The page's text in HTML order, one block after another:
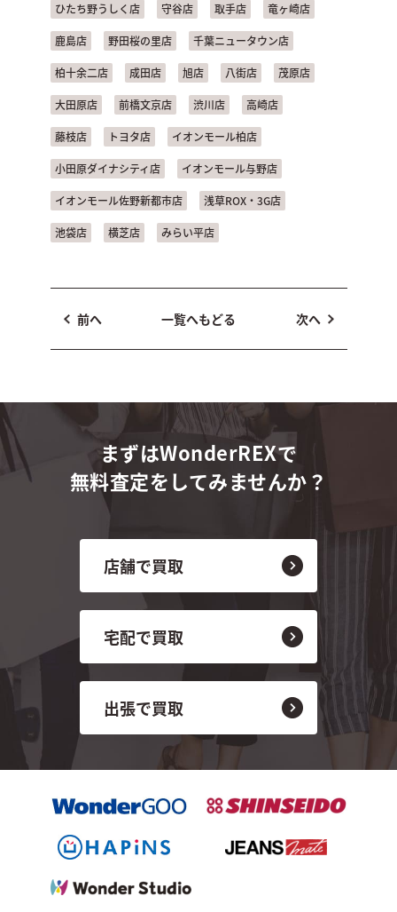
ひたち野うしく店 守谷店 取手店 竜ヶ崎店
鹿島店 野田桜の里店 千葉ニュータウン店
柏十余二店 成田店 旭店 八街店 茂原店
大田原店 前橋文京店 渋川店 高崎店
藤枝店 トヨタ店 イオンモール柏店
小田原ダイナシティ店 イオンモール与野店
イオンモール佐野新都市店 浅草ROX・3G店
池袋店 横芝店 みらい平店
前へ 一覧へもどる 次へ
まずはWonderREXで
無料査定をしてみませんか？
店舗で買取
宅配で買取
出張で買取